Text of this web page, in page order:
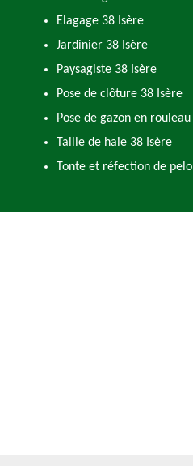
Elagage 38 Isère
Jardinier 38 Isère
Paysagiste 38 Isère
Pose de clôture 38 Isère
Pose de gazon en
Taille de haie 38 Isère
Tonte et réfection de